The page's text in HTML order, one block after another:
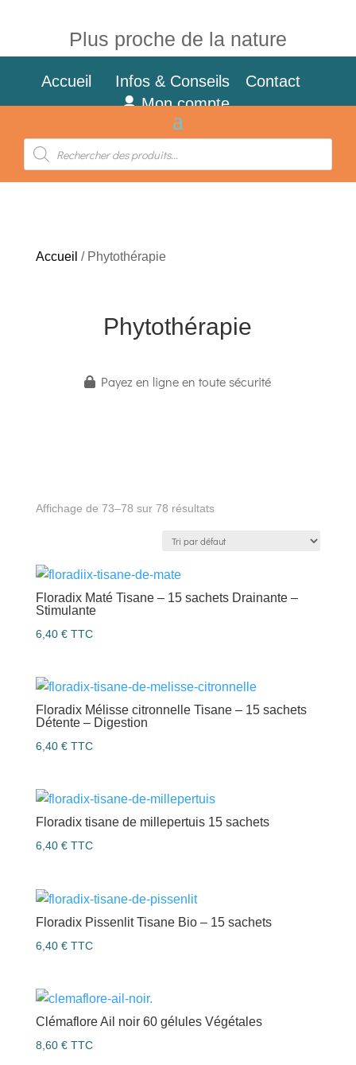
Plus proche de la nature
Accueil Infos & Conseils
Contact
Mon compte
Recherche
produits
Accueil / Phytothérapie
Phytothérapie
Payez en ligne en toute sécurité
Affichage de 73–78 sur 78 résultats
Floradix Maté Tisane – 15 sachets Drainante –
Stimulante
6,40 € TTC
Floradix Mélisse citronnelle Tisane – 15 sachets
Détente – Digestion
6,40 € TTC
Floradix tisane de millepertuis 15 sachets
6,40 € TTC
Floradix Pissenlit Tisane Bio – 15 sachets
6,40 € TTC
Clémaflore Ail noir 60 gélules Végétales
8,60 € TTC